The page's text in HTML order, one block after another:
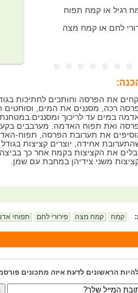
רגיל או קמח תפוח
לחם או קמח מצה
את הפרסה וחותכים לחתיכות
רכה, מסננים את המים, וסוחטים
במים עד לריכוך
ואת תפוח האדמה. מערבבים
את תערובת הפרסה, תפוח-
אחידה, יוצרים קציצות בגודל
את הקציצות בקמח אחר כך
משני צידיהן במחבת עם שמן.
קמח קמח מצה פירורי לחם תפוחי
הראשונים לדעת איזה מתכונים